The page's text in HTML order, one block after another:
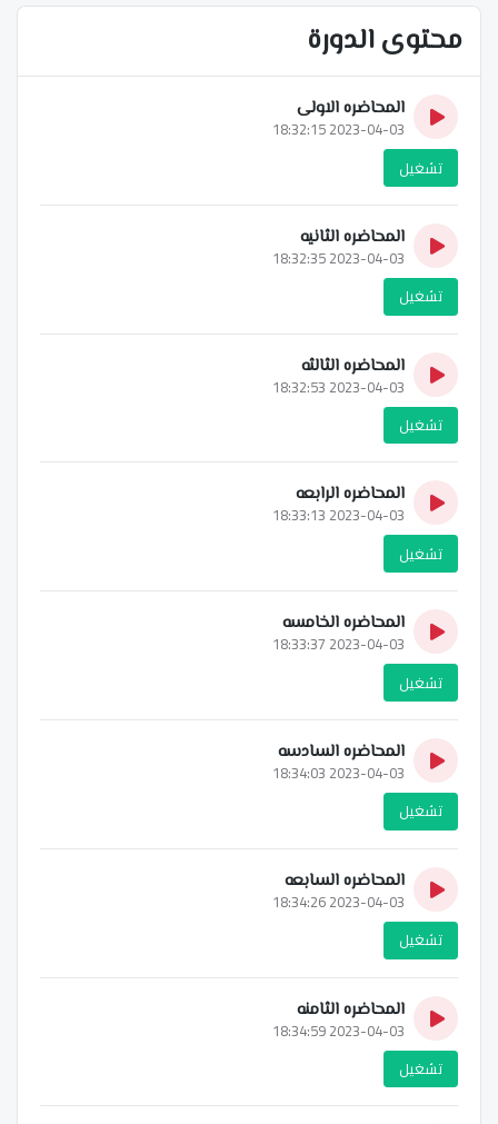
محتوى الدورة
المحاضره الاولى
2023-04-03 18:32:15
تشغيل
المحاضره الثانيه
2023-04-03 18:32:35
تشغيل
المحاضره الثالثه
2023-04-03 18:32:53
تشغيل
المحاضره الرابعه
2023-04-03 18:33:13
تشغيل
المحاضره الخامسه
2023-04-03 18:33:37
تشغيل
المحاضره السادسه
2023-04-03 18:34:03
تشغيل
المحاضره السابعه
2023-04-03 18:34:26
تشغيل
المحاضره الثامنه
2023-04-03 18:34:59
تشغيل